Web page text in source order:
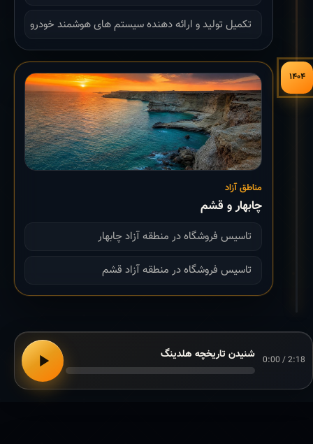
تکمیل تولید و ارائه دهنده سیستم های هوشمند خودرو
۱۴۰۴
مناطق آزاد
چابهار و قشم
تاسیس فروشگاه در منطقه آزاد چابهار
تاسیس فروشگاه در منطقه آزاد قشم
0:00 / 2:18 شنیدن تاریخچه هلدینگ